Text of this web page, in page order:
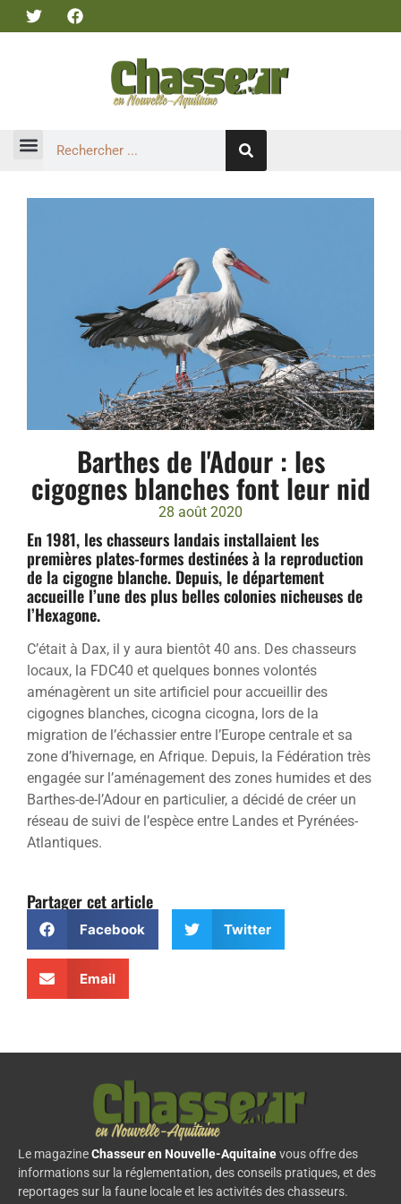
Barthes de l'Adour : les
cigognes blanches font leur nid
28 août 2020
En 1981, les chasseurs landais installaient les
premières plates-formes destinées à la reproduction
de la cigogne blanche. Depuis, le département
accueille l’une des plus belles colonies nicheuses de
l’Hexagone.
C’était à Dax, il y aura bientôt 40 ans. Des chasseurs
locaux, la FDC40 et quelques bonnes volontés
aménagèrent un site artificiel pour accueillir des
cigognes blanches, cicogna cicogna, lors de la
migration de l’échassier entre l’Europe centrale et sa
zone d’hivernage, en Afrique. Depuis, la Fédération très
engagée sur l’aménagement des zones humides et des
Barthes-de-l’Adour en particulier, a décidé de créer un
réseau de suivi de l’espèce entre Landes et Pyrénées-
Atlantiques.
Partager cet article
Facebook Twitter
Email
Le magazineChasseur en Nouvelle-Aquitainevous offre des
informations sur la réglementation, des conseils pratiques, et des
reportages sur la faune locale et les activités des chasseurs.